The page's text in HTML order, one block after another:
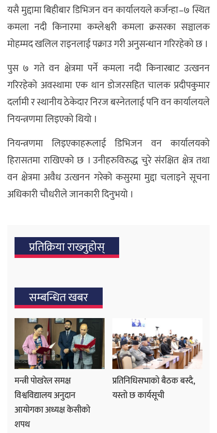
यसै मुद्दामा बिहीबार डिभिजन वन कार्यालयले कर्जन्हा–७ स्थित
कमला नदी किनारमा कम्लेश्वरी कमला क्रसरका सञ्चालक
मोहम्मद खलिल राइनलाई पक्राउ गरी अनुसन्धान गरिरहेको छ ।
पुस ७ गते वन क्षेत्रमा पर्ने कमला नदी किनारबाट उत्खनन
गरिरहेको अवस्थामा एक थान डोजरसहित चालक प्रदीपकुमार
दर्लामी र स्थानीय ठेकेदार निरज बस्नेतलाई पनि वन कार्यालयले
नियन्त्रणमा लिइएको थियो ।
नियन्त्रणमा लिइएकाहरूलाई डिभिजन वन कार्यालयको
हिरासतमा राखिएको छ । उनीहरुविरुद्ध चुरे संरक्षित क्षेत्र तथा
वन क्षेत्रमा अवैध उत्खनन गरेको कसुरमा मुद्दा चलाइने सूचना
अधिकारी चौधरीले जानकारी दिनुभयो ।
प्रतिक्रिया राख्‍नुहोस्
सम्बन्धित खबर
मन्त्री पोखरेल समक्ष
विश्वविद्यालय अनुदान
आयोगका अध्यक्ष केसीको
शपथ
प्रतिनिधिसभाको बैठक बस्दै,
यस्तो छ कार्यसूची